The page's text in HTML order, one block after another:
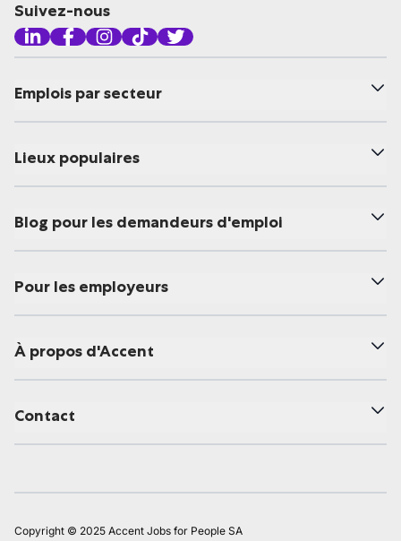
Suivez-nous
Emplois par secteur
Lieux populaires
Blog pour les demandeurs d'emploi
Pour les employeurs
À propos d'Accent
Contact
Copyright © 2025 Accent Jobs for People SA